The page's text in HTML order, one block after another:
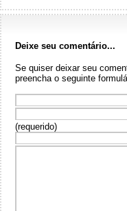
Deixe seu comentário...
Se quiser deixar seu
preencha o seguinte
(requerido)